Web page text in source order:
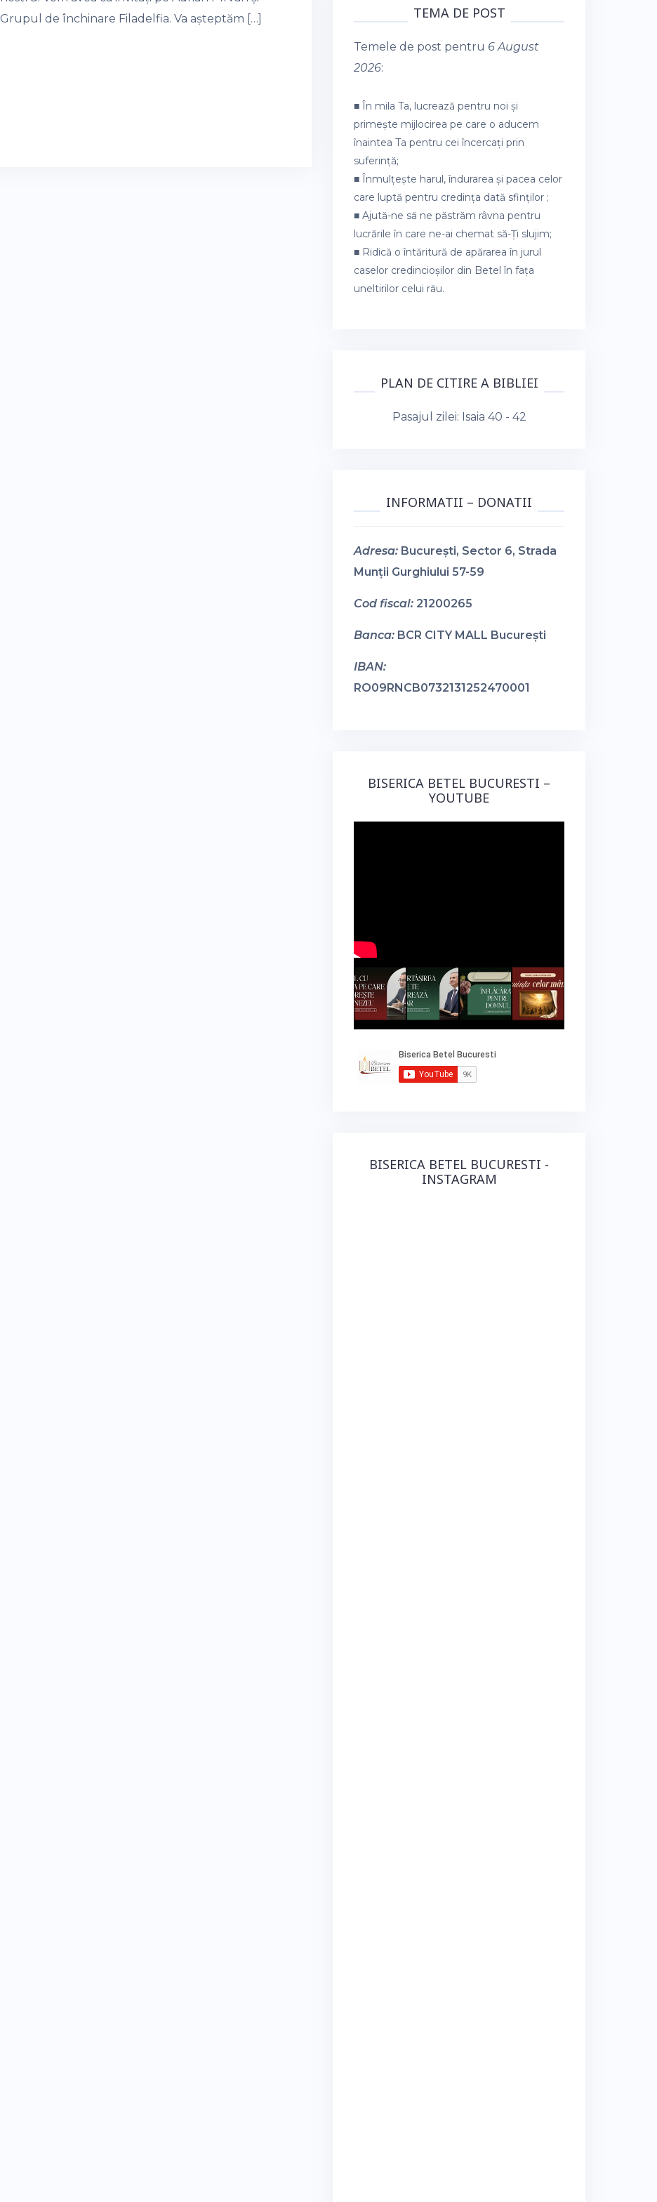
Grupul de închinare Filadelfia. Va așteptăm […]
TEMA DE POST
Temele de post pentru 6 August
2026:
■ În mila Ta, lucrează pentru noi și
primește mijlocirea pe care o aducem
înaintea Ta pentru cei încercați prin
suferință;
■ Înmulțește harul, îndurarea și pacea celor
care luptă pentru credința dată sfinților ;
■ Ajută-ne să ne păstrăm râvna pentru
lucrările în care ne-ai chemat să-Ți slujim;
■ Ridică o întăritură de apărarea în jurul
caselor credincioșilor din Betel în fața
uneltirilor celui rău.
PLAN DE CITIRE A BIBLIEI
Pasajul zilei: Isaia 40 - 42
INFORMATII – DONATII
Adresa: București, Sector 6, Strada
Munții Gurghiului 57-59
Cod fiscal: 21200265
Banca: BCR CITY MALL București
IBAN:
RO09RNCB0732131252470001
BISERICA BETEL BUCURESTI –
YOUTUBE
BISERICA BETEL BUCURESTI -
INSTAGRAM